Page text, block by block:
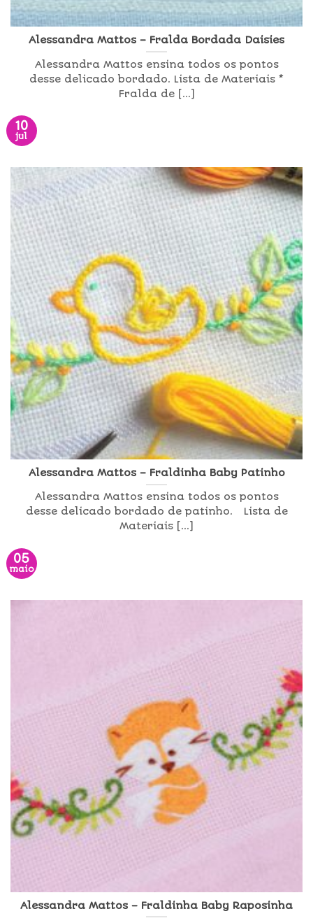
Alessandra Mattos – Fralda Bordada Daisies
Alessandra Mattos ensina todos os pontos
desse delicado bordado. Lista de Materiais *
Fralda de [...]
10
jul
Alessandra Mattos – Fraldinha Baby Patinho
Alessandra Mattos ensina todos os pontos
desse delicado bordado de patinho. Lista de
Materiais [...]
05
maio
Alessandra Mattos – Fraldinha Baby Raposinha